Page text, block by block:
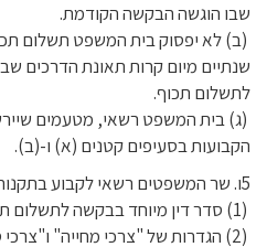
שבו הוגשה הבקשה הקודמת.
(ב) לא יפסוק בית המשפט תשלום
שנתיים מיום קרות תאונת הדרכים
לתשלום תכוף.
(ג) בית המשפט רשאי, מטעמים
הקבועות בסעיפים קטנים (א) ו-(ב).
5ו. שר המשפטים רשאי לקבוע בתקנות –
(1) סדר דין מיוחד בבקשה לתשלום תכוף;